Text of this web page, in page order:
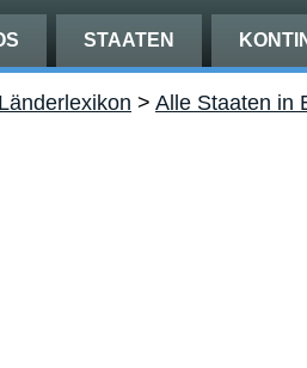
STAATEN
Länderlexikon > Alle Staaten in